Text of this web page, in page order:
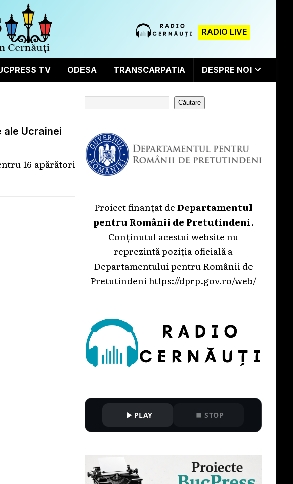
RADIO LIVE
TV ODESA TRANSCARPATIA DESPRE NOI
ale Ucrainei
16 apărători
Căutare
Proiect finanțat deDepartamentul
pentru Românii de Pretutindeni.
Conținutul acestui website nu
reprezintă poziția oficială a
Departamentului pentru Românii de
Pretutindenihttps://dprp.gov.ro/web/
PLAY STOP